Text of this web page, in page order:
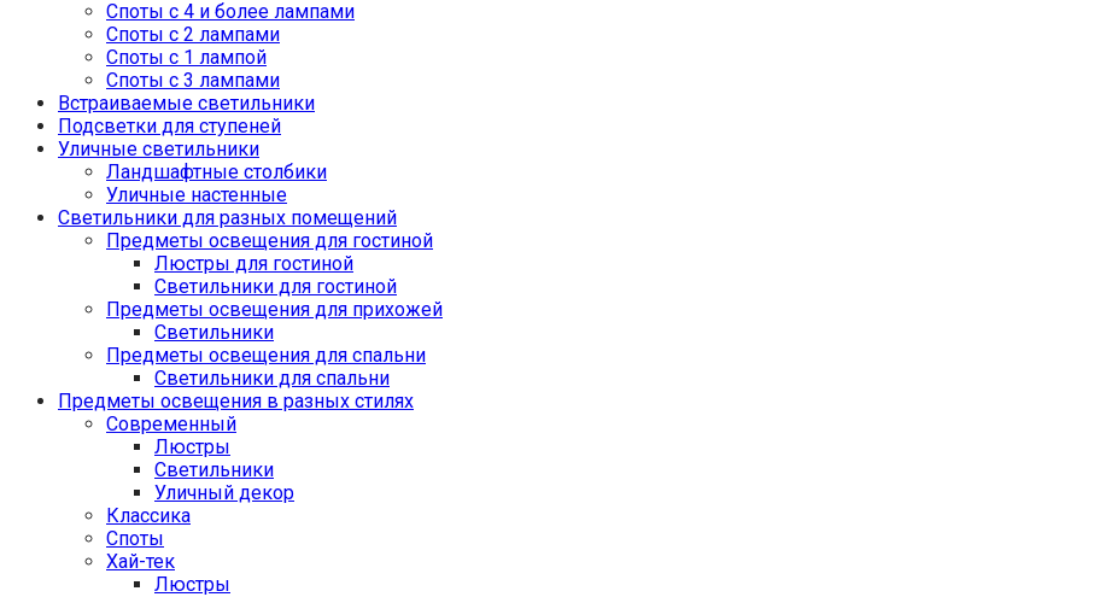
Споты с 4 и более лампами
Споты с 2 лампами
Споты с 1 лампой
Споты с 3 лампами
Встраиваемые светильники
Подсветки для ступеней
Уличные светильники
Ландшафтные столбики
Уличные настенные
Светильники для разных помещений
Предметы освещения для гостиной
Люстры для гостиной
Светильники для гостиной
Предметы освещения для прихожей
Светильники
Предметы освещения для спальни
Светильники для спальни
Предметы освещения в разных стилях
Cовременный
Люстры
Светильники
Уличный декор
Классика
Споты
Хай-тек
Люстры